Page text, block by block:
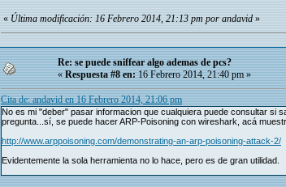
« Última modificación: 16 Febrero 2014, 21:13 pm por andavid »
Re: se puede sniffear algo ademas de pcs?
«Respuesta #8 en:16 Febrero 2014, 21:40 pm »
Cita de: andavid en 16 Febrero 2014, 21:06 pm
No es mi "deber" pasar informacion que cualquiera puede consultar si
pregunta...sí, se puede hacer ARP-Poisoning con wireshark, acá
http://www.arppoisoning.com/demonstrating-an-arp-poisoning-attack-2/
Evidentemente la sola herramienta no lo hace, pero es de gran utilidad.